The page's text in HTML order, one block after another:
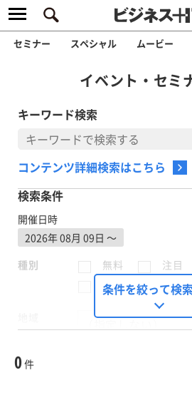
セミナー スペシャル ムービー
イベント・セミ
キーワード検索
コンテンツ詳細検索はこちら
検索条件
開催日時
2026年 08月 09日 〜
種別
無料 注目
有料
開催日時
条件を絞って検
0件